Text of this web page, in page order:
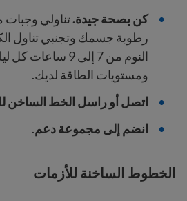
كن بصحة جيدة.تناولي
رطوبة جسمك وتجنبي تناول
النوم من 7 إلى 9
ومستويات الطاقة لديك.
اتصل أو راسل الخط الساخن
انضم إلى مجموعة دعم.
الخطوط الساخنة للأزمات